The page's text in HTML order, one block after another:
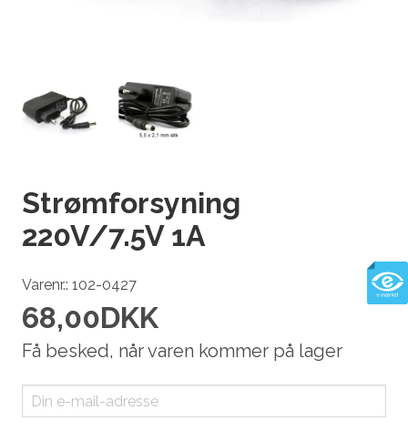
Strømforsyning
220V/7.5V 1A
Varenr.: 102-0427
68,00DKK
Få besked, når varen kommer på lager